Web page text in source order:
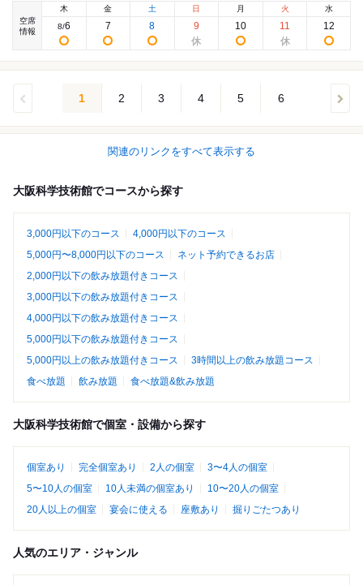
空席
情報
木
8/6
金
7
土
8
日
9
月
10
火
11
水
12
1 2 3 4 5 6
関連のリンクをすべて表示する
大阪科学技術館でコースから探す
3,000円以下のコース
4,000円以下のコース
5,000円〜8,000円以下のコース
ネット予約できるお店
2,000円以下の飲み放題付きコース
3,000円以下の飲み放題付きコース
4,000円以下の飲み放題付きコース
5,000円以下の飲み放題付きコース
5,000円以上の飲み放題付きコース
3時間以上の飲み放題コース
食べ放題
飲み放題 食べ放題&飲み放題
大阪科学技術館で個室・設備から探す
個室あり 完全個室あり 2人の個室
3〜4人の個室
5〜10人の個室
10人未満の個室あり
10〜20人の個室
20人以上の個室
宴会に使える 座敷あり 掘りごたつあり
人気のエリア・ジャンル